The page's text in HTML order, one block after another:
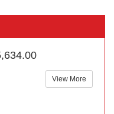
View More